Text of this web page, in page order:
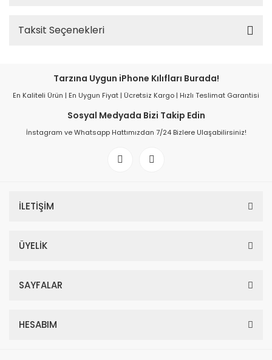
Taksit Seçenekleri
Tarzına Uygun iPhone Kılıfları Burada!
En Kaliteli Ürün | En Uygun Fiyat | Ücretsiz Kargo | Hızlı Teslimat Garantisi
Sosyal Medyada Bizi Takip Edin
İnstagram ve Whatsapp Hattımızdan 7/24 Bizlere Ulaşabilirsiniz!
İLETİŞİM
ÜYELİK
SAYFALAR
HESABIM